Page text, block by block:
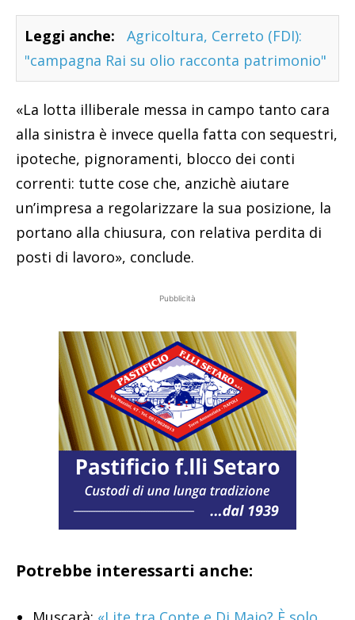
Leggi anche:
Agricoltura, Cerreto (FDI):
"campagna Rai su olio racconta patrimonio"
«La lotta illiberale messa in campo tanto cara
alla sinistra è invece quella fatta con sequestri,
ipoteche, pignoramenti, blocco dei conti
correnti: tutte cose che, anzichè aiutare
un’impresa a regolarizzare la sua posizione, la
portano alla chiusura, con relativa perdita di
posti di lavoro», conclude.
Pubblicità
Potrebbe interessarti anche: